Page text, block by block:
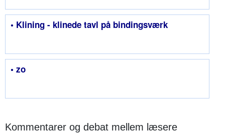
• Klining - klinede tavl på bindingsværk
• zo
Kommentarer og debat mellem læsere